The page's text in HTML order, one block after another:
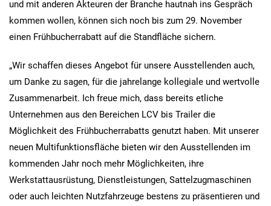
und mit anderen Akteuren der Branche hautnah ins Gespräch
kommen wollen, können sich noch bis zum 29. November
einen Frühbucherrabatt auf die Standfläche sichern.
„Wir schaffen dieses Angebot für unsere Ausstellenden auch,
um Danke zu sagen, für die jahrelange kollegiale und wertvolle
Zusammenarbeit. Ich freue mich, dass bereits etliche
Unternehmen aus den Bereichen LCV bis Trailer die
Möglichkeit des Frühbucherrabatts genutzt haben. Mit unserer
neuen Multifunktionsfläche bieten wir den Ausstellenden im
kommenden Jahr noch mehr Möglichkeiten, ihre
Werkstattausrüstung, Dienstleistungen, Sattelzugmaschinen
oder auch leichten Nutzfahrzeuge bestens zu präsentieren und